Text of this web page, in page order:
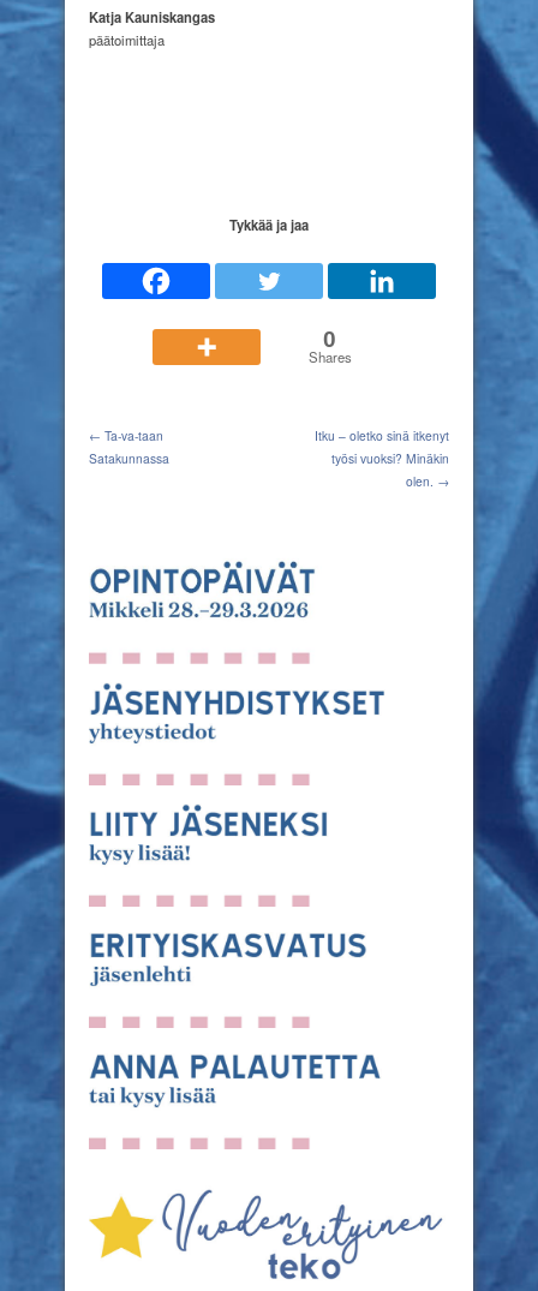
Katja Kauniskangas
päätoimittaja
Tykkää ja jaa
0
Shares
← Ta-va-taan
Satakunnassa
Itku – oletko sinä itkenyt
työsi vuoksi? Minäkin
olen. →